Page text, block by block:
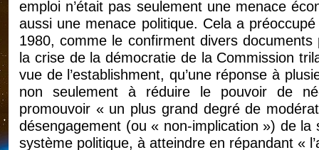
emploi n’était pas seulement une menace
aussi une menace politique. Cela a
1980, comme le confirment divers
la crise de la démocratie de la Commission
vue de l’establishment, qu’une réponse à
non seulement à réduire le pouvoir de
promouvoir « un plus grand degré de
désengagement (ou « non-implication ») de
système politique, à atteindre en répandant «